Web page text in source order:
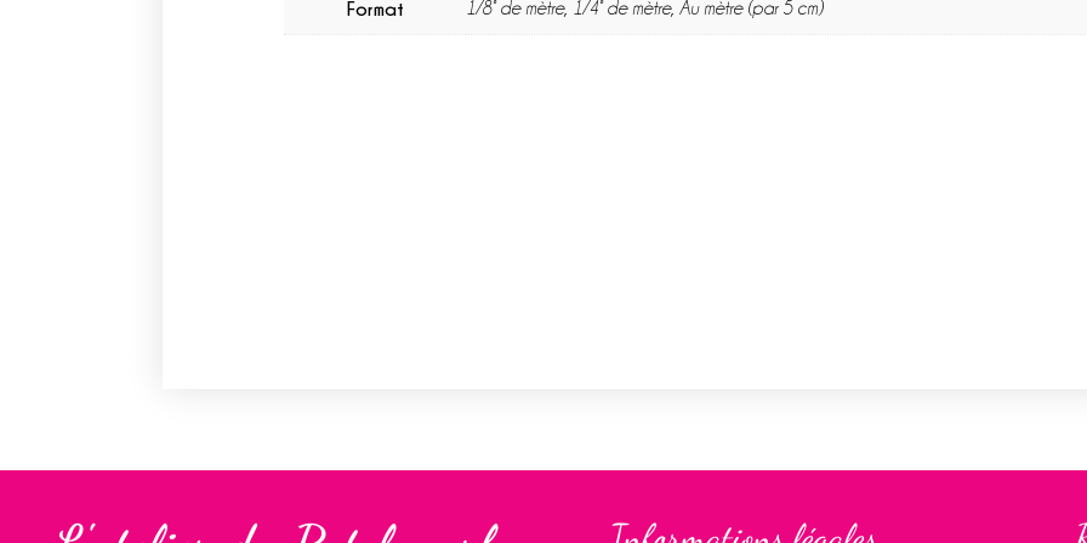
Format 1/8° de mètre, 1/4° de mètre, Au mètre (par 5 cm)